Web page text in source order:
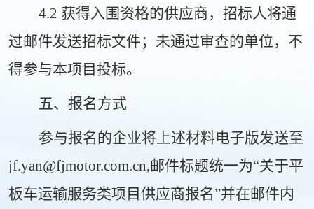
4.2 获得入围资格的供应商， 招标人将通
过邮件发送招标文件；未通过审查的单位，不
得参与本项目投标。
五、 报名方式
参与报名的企业将上述材料电子版发送至
jf.yan@fjmotor.com.cn,邮件标题统一为“关于平
板车运输服务类项目 供应商报名”并在邮件内